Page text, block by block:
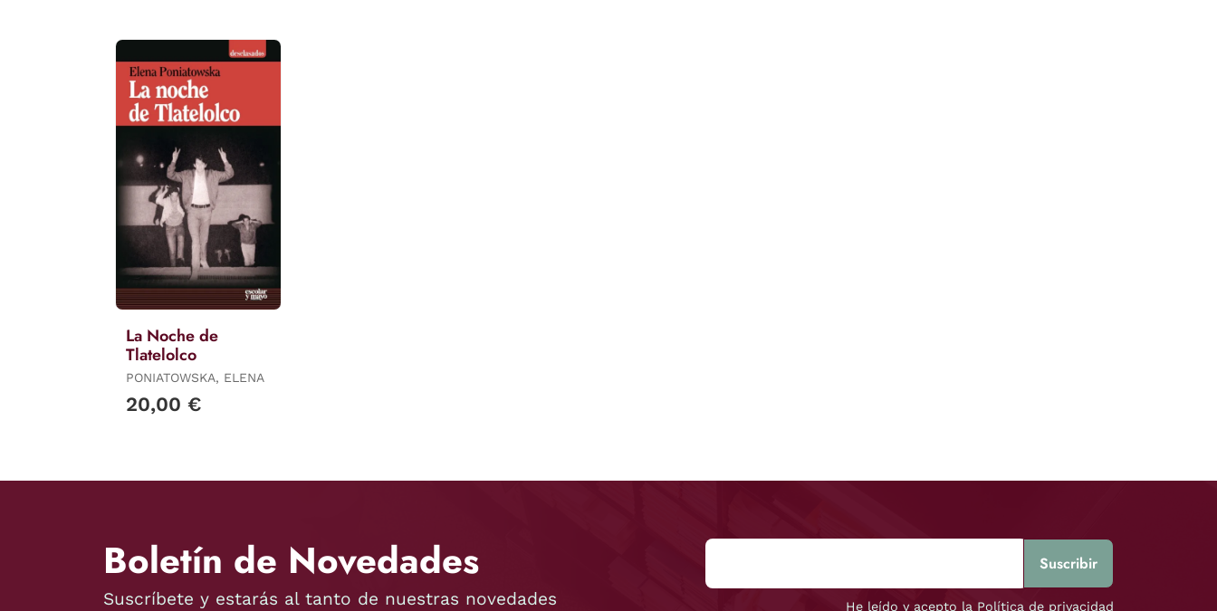
La Noche de
Tlatelolco
PONIATOWSKA, ELENA
20,00 €
Boletín de Novedades
Suscríbete y estarás al tanto de nuestras novedades He leído y acepto la Política de privacidad